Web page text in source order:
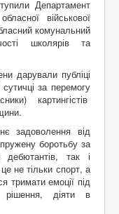
Департамент
військової
комунальний
школярів та
дарували публіці
за перемогу
картингістів
задоволення від
боротьбу за
так і
не тільки спорт, а
тримати емоції під
діяти в